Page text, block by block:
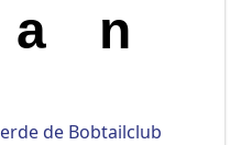
de Bobtailclub